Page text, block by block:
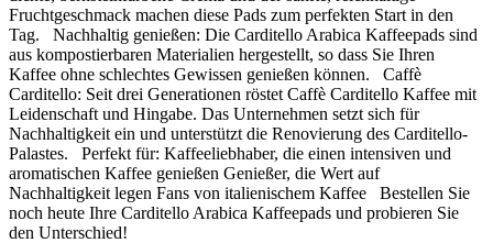
Fruchtgeschmack machen diese Pads zum perfekten Start in den
Tag. Nachhaltig genießen: Die Carditello Arabica Kaffeepads sind
aus kompostierbaren Materialien hergestellt, so dass Sie Ihren
Kaffee ohne schlechtes Gewissen genießen können. Caffè
Carditello: Seit drei Generationen röstet Caffè Carditello Kaffee mit
Leidenschaft und Hingabe. Das Unternehmen setzt sich für
Nachhaltigkeit ein und unterstützt die Renovierung des Carditello-
Palastes. Perfekt für: Kaffeeliebhaber, die einen intensiven und
aromatischen Kaffee genießen Genießer, die Wert auf
Nachhaltigkeit legen Fans von italienischem Kaffee Bestellen Sie
noch heute Ihre Carditello Arabica Kaffeepads und probieren Sie
den Unterschied!